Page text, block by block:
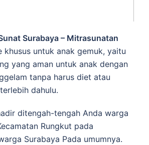
Surabaya – Mitrasunatan
khusus untuk anak gemuk, yaitu
yang aman untuk anak dengan
tanpa harus diet atau
dahulu.
ditengah-tengah Anda warga
Rungkut pada
Surabaya Pada umumnya.